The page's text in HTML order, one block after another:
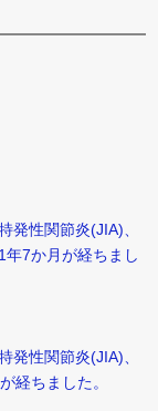
発性関節炎(JIA)、
年7か月が経ちまし
発性関節炎(JIA)、
経ちました。